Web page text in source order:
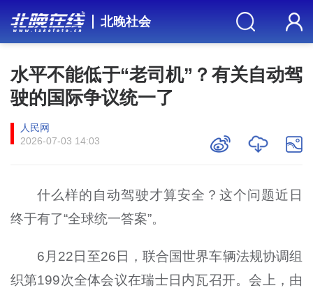
北晚社会
水平不能低于“老司机”？有关自动驾
驶的国际争议统一了
人民网
2026-07-03 14:03
什么样的自动驾驶才算安全？这个问题近日
终于有了“全球统一答案”。
6月22日至26日，联合国世界车辆法规协调组
织第199次全体会议在瑞士日内瓦召开。会上，由